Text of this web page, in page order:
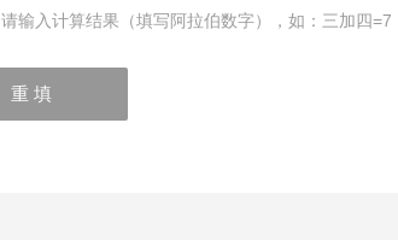
请输入计算结果（填写阿拉伯数字），如：三加四=7